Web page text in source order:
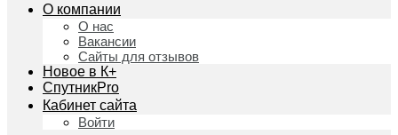
О компании
О нас
Вакансии
Сайты для отзывов
Новое в К+
СпутникPro
Кабинет сайта
Войти